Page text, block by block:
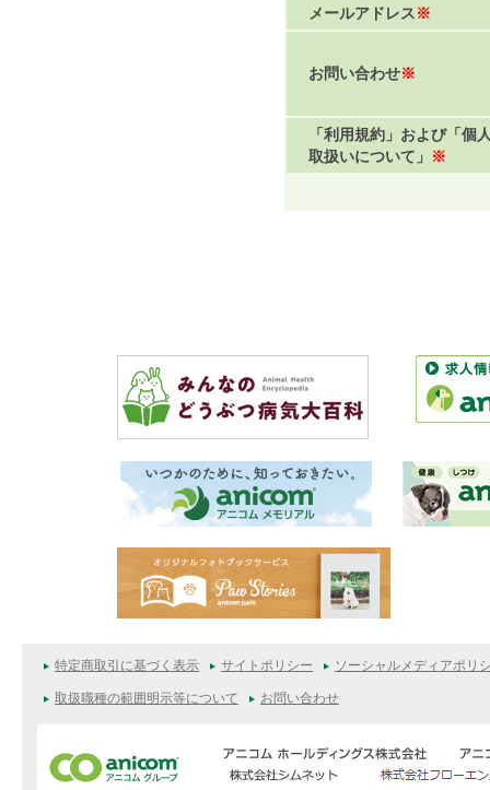
メールアドレス※
お問い合わせ※
「利用規約」および「個
取扱いについて」 ※
特定商取引に基づく表示 サイトポリシー ソーシャルメディアポリ
取扱職種の範囲明示等について お問い合わせ